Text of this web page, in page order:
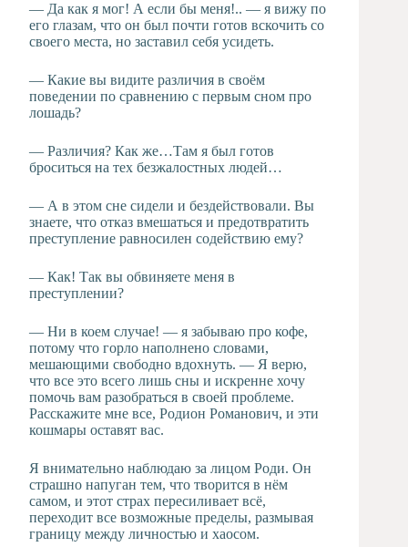
— Да как я мог! А если бы меня!.. — я вижу по
его глазам, что он был почти готов вскочить со
своего места, но заставил себя усидеть.
— Какие вы видите различия в своём
поведении по сравнению с первым сном про
лошадь?
— Различия? Как же…Там я был готов
броситься на тех безжалостных людей…
— А в этом сне сидели и бездействовали. Вы
знаете, что отказ вмешаться и предотвратить
преступление равносилен содействию ему?
— Как! Так вы обвиняете меня в
преступлении?
— Ни в коем случае! — я забываю про кофе,
потому что горло наполнено словами,
мешающими свободно вдохнуть. — Я верю,
что все это всего лишь сны и искренне хочу
помочь вам разобраться в своей проблеме.
Расскажите мне все, Родион Романович, и эти
кошмары оставят вас.
Я внимательно наблюдаю за лицом Роди. Он
страшно напуган тем, что творится в нём
самом, и этот страх пересиливает всё,
переходит все возможные пределы, размывая
границу между личностью и хаосом.